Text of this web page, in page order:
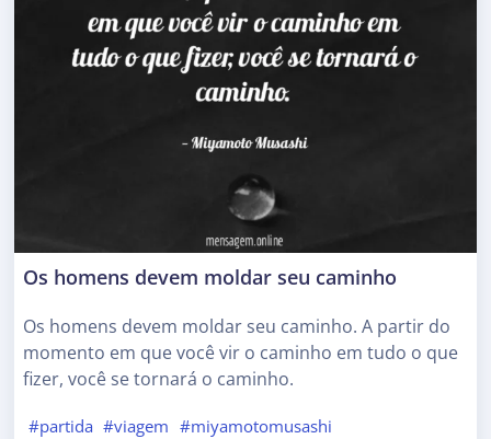
Os homens devem moldar seu caminho
Os homens devem moldar seu caminho. A partir do
momento em que você vir o caminho em tudo o que
fizer, você se tornará o caminho.
#partida #viagem #miyamotomusashi